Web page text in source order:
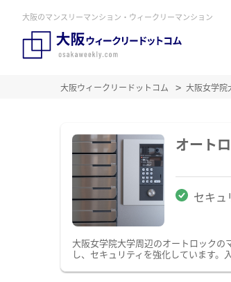
大阪のマンスリーマンション・ウィークリーマンション
大阪ウィークリードットコム 大阪女学院
オート
セキ
大阪女学院大学周辺のオートロック
し、セキュリティを強化しています。